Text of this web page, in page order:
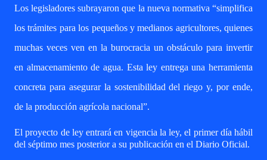
Los legisladores subrayaron que la nueva normativa “simplifica
los trámites para los pequeños y medianos agricultores, quienes
muchas veces ven en la burocracia un obstáculo para invertir
en almacenamiento de agua. Esta ley entrega una herramienta
concreta para asegurar la sostenibilidad del riego y, por ende,
de la producción agrícola nacional”.
El proyecto de ley entrará en vigencia la ley, el primer día hábil
del séptimo mes posterior a su publicación en el Diario Oficial.